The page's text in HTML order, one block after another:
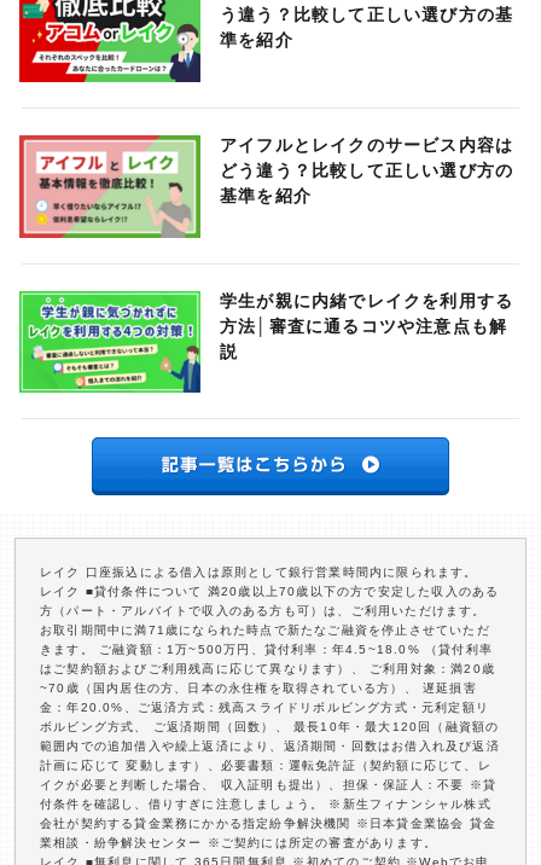
う違う？比較して正しい選び方の基
準を紹介
アイフルとレイクのサービス内容は
どう違う？比較して正しい選び方の
基準を紹介
学生が親に内緒でレイクを利用する
方法│審査に通るコツや注意点も解
説
レイク 口座振込による借入は原則として銀行営業時間内に限られます。
レイク ■貸付条件について 満20歳以上70歳以下の方で安定した収入のある
方（パート・アルバイトで収入のある方も可）は、ご利用いただけます。
お取引期間中に満71歳になられた時点で新たなご融資を停止させていただ
きます。 ご融資額：1万~500万円、貸付利率：年4.5~18.0% （貸付利率
はご契約額およびご利用残高に応じて異なります）、 ご利用対象：満20歳
~70歳（国内居住の方、日本の永住権を取得されている方）、 遅延損害
金：年20.0%、ご返済方式：残高スライドリボルビング方式・元利定額リ
ボルビング方式、 ご返済期間（回数）、 最長10年・最大120回（融資額の
範囲内での追加借入や繰上返済により、返済期間・回数はお借入れ及び返済
計画に応じて 変動します）、必要書類：運転免許証（契約額に応じて、レ
イクが必要と判断した場合、 収入証明も提出）、担保・保証人：不要 ※貸
付条件を確認し、借りすぎに注意しましょう。 ※新生フィナンシャル株式
会社が契約する貸金業務にかかる指定紛争解決機関 ※日本貸金業協会 貸金
業相談・紛争解決センター ※ご契約には所定の審査があります。
レイク ■無利息に関して 365日間無利息 ※初めてのご契約 ※Webでお申